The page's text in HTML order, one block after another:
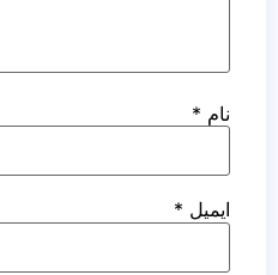
نام *
ایمیل *